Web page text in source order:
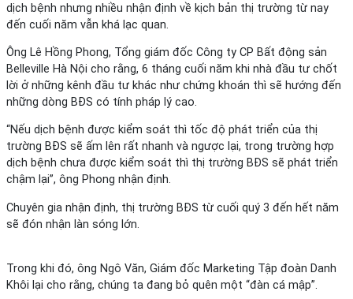
dịch bệnh nhưng nhiều nhận định về kịch bản thị trường từ nay
đến cuối năm vẫn khá lạc quan.
Ông Lê Hồng Phong, Tổng giám đốc Công ty CP Bất động sản
Belleville Hà Nội cho rằng, 6 tháng cuối năm khi nhà đầu tư chốt
lời ở những kênh đầu tư khác như chứng khoán thì sẽ hướng đến
những dòng BĐS có tính pháp lý cao.
“Nếu dịch bệnh được kiểm soát thì tốc độ phát triển của thị
trường BĐS sẽ ấm lên rất nhanh và ngược lại, trong trường hợp
dịch bệnh chưa được kiểm soát thì thị trường BĐS sẽ phát triển
chậm lại”, ông Phong nhận định.
Chuyên gia nhận định, thị trường BĐS từ cuối quý 3 đến hết năm
sẽ đón nhận làn sóng lớn.
Trong khi đó, ông Ngô Văn, Giám đốc Marketing Tập đoàn Danh
Khôi lại cho rằng, chúng ta đang bỏ quên một “đàn cá mập”.